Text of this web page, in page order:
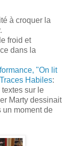
à croquer la
froid et
dans la
"On lit
Habiles:
sur le
Marty dessinait
un moment de